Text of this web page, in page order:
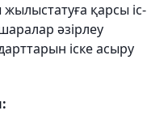
қарсы іс-
әзірлеу
іске асыру